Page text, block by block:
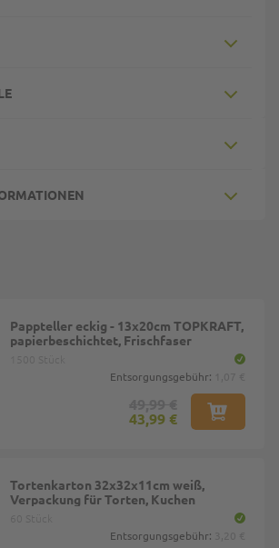
Pappteller eckig - 13x20cm TOPKRAFT,
papierbeschichtet, Frischfaser
Entsorgungsgebühr:
43,99 €
Tortenkarton 32x32x11cm weiß,
Verpackung für Torten, Kuchen
Entsorgungsgebühr: